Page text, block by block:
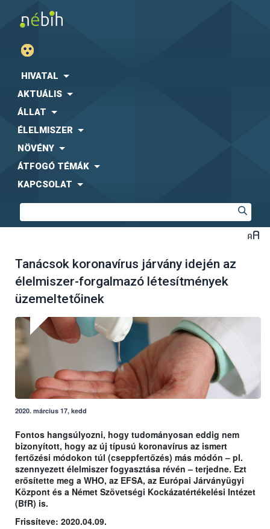
HIVATAL
AKTUÁLIS
ÁLLAT
ÉLELMISZER
NÖVÉNY
ÁTFOGÓ TÉMÁK
KAPCSOLAT
Tanácsok koronavírus járvány idején az
élelmiszer-forgalmazó létesítmények
üzemeltetőinek
2020. március 17, kedd
Fontos hangsúlyozni, hogy tudományosan eddig nem
bizonyított, hogy az új típusú koronavírus az ismert
fertőzési módokon túl (cseppfertőzés) más módón – pl.
szennyezett élelmiszer fogyasztása révén – terjedne. Ezt
erősítette meg a WHO, az EFSA, az Európai Járványügyi
Központ és a Német Szövetségi Kockázatértékelési Intézet
(BfR) is.
Frissíteve: 2020.04.09.